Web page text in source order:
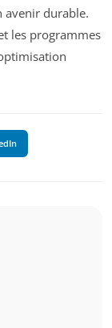
avenir durable.
les programmes